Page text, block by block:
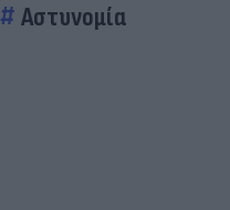
Αστυνομία